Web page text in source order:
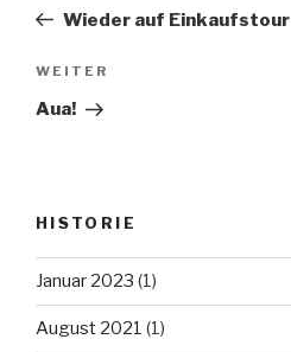
Beitrag
Wieder auf Einkaufstour
Nächster
Beitrag
WEITER
Aua!
HISTORIE
Januar 2023 (1)
August 2021 (1)